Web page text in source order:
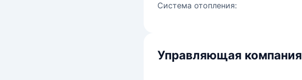
Система отопления:
Управляющая компания